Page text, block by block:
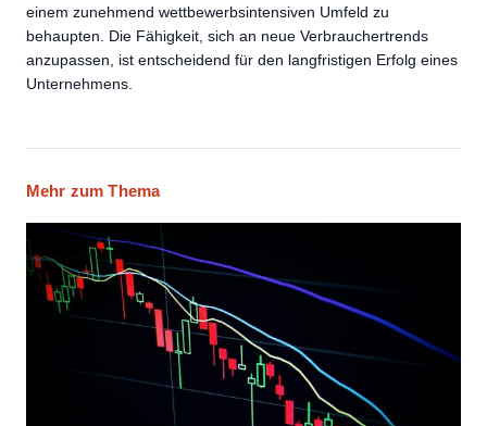
einem zunehmend wettbewerbsintensiven Umfeld zu
behaupten. Die Fähigkeit, sich an neue Verbrauchertrends
anzupassen, ist entscheidend für den langfristigen Erfolg eines
Unternehmens.
Mehr zum Thema